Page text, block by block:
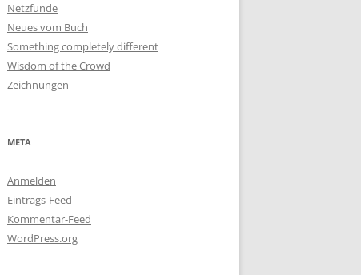
Netzfunde
Neues vom Buch
Something completely different
Wisdom of the Crowd
Zeichnungen
META
Anmelden
Eintrags-Feed
Kommentar-Feed
WordPress.org